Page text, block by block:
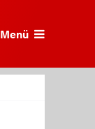
Menü